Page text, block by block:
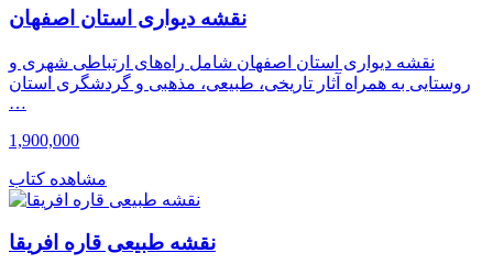
نقشه دیواری استان اصفهان
نقشه دیواری استان اصفهان شامل راه‌های ارتباطی شهری و
روستایی به همراه آثار تاریخی، طبیعی، مذهبی و گردشگری استان
…
1,900,000
مشاهده کتاب
نقشه طبیعی قاره افریقا